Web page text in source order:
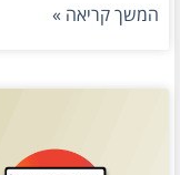
המשך קריאה »